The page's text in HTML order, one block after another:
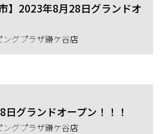
】2023年8月28日グランドオ
ングプラザ鎌ケ谷店
日グランドオープン！！！
ングプラザ鎌ケ谷店